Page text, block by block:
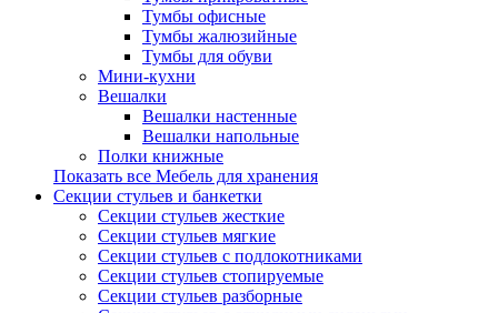
Тумбы офисные
Тумбы жалюзийные
Тумбы для обуви
Мини-кухни
Вешалки
Вешалки настенные
Вешалки напольные
Полки книжные
Показать все Мебель для хранения
Секции стульев и банкетки
Секции стульев жесткие
Секции стульев мягкие
Секции стульев с подлокотниками
Секции стульев стопируемые
Секции стульев разборные